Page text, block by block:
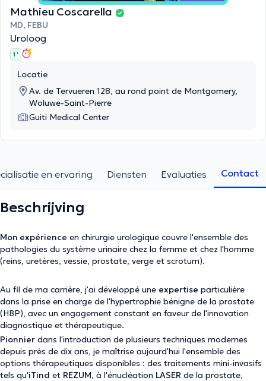
Mathieu Coscarella
MD, FEBU
Uroloog
1 '
Locatie
Av. de Tervueren 128, au rond point de Montgomery,
Woluwe-Saint-Pierre
Guiti Medical Center
en ervaring Diensten Evaluaties Contact
Beschrijving
Mon expérience en chirurgie urologique couvre l'ensemble des
pathologies du système urinaire chez la femme et chez l'homme
(reins, uretères, vessie, prostate, verge et scrotum).
Au fil de ma carrière, j'ai développé une expertise particulière
dans la prise en charge de l'hypertrophie bénigne de la prostate
(HBP), avec un engagement constant en faveur de l'innovation
diagnostique et thérapeutique.
Pionnier dans l'introduction de plusieurs techniques modernes
depuis près de dix ans, je maîtrise aujourd'hui l'ensemble des
options thérapeutiques disponibles : des traitements mini-invasifs
tels qu'iTind et REZUM, à l'énucléation LASER de la prostate,